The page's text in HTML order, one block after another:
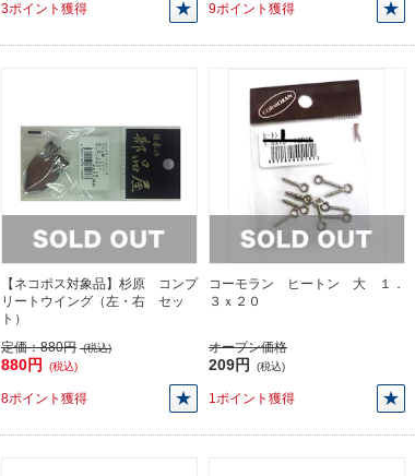
3ポイント獲得 9ポイント獲得
【ネコポス対象品】杉原 コンプ
リートウイング（左・右 セッ
ト）
定価：880円 (税込)
880円 (税込)
8ポイント獲得
コーモラン ヒートン 大 １．
３ｘ２０
オープン価格
209円 (税込)
1ポイント獲得